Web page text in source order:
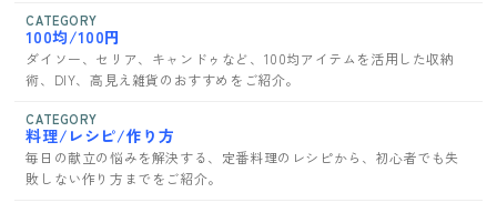
CATEGORY
100均/100円
ダイソー、セリア、キャンドゥなど、100均アイテムを活用した収納
術、DIY、高見え雑貨のおすすめをご紹介。
CATEGORY
料理/レシピ/作り方
毎日の献立の悩みを解決する、定番料理のレシピから、初心者でも失
敗しない作り方までをご紹介。